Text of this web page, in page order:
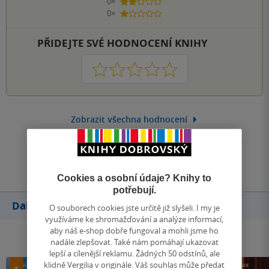
2 hvězdičky
0×
1 hvezdička
PŘIDEJTE SVÉ HODNOCENÍ KNIHY
1 2 3 4 5
Zobrazit všechna hodnocení
Přidat hodnocení
Další knihy autora
Cookies a osobní údaje? Knihy to
potřebují.
O souborech cookies jste určitě již slyšeli. I my je
využíváme ke shromažďování a analýze informací,
aby náš e-shop dobře fungoval a mohli jsme ho
nadále zlepšovat. Také nám pomáhají ukazovat
lepší a cílenější reklamu. Žádných 50 odstínů, ale
klidně Vergilia v originále. Váš souhlas může předat